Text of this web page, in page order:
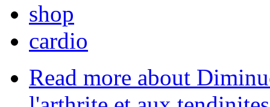
shop
cardio
Read more about